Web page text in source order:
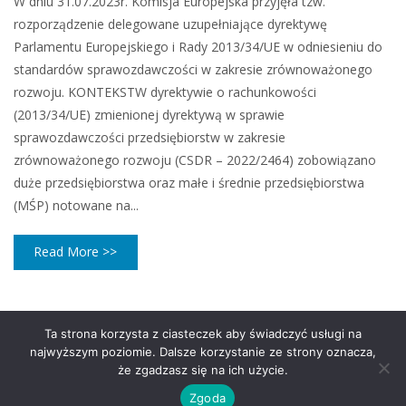
rozporządzenie delegowane uzupełniające dyrektywę
Parlamentu Europejskiego i Rady 2013/34/UE w odniesieniu do
standardów sprawozdawczości w zakresie zrównoważonego
rozwoju. KONTEKSTW dyrektywie o rachunkowości
(2013/34/UE) zmienionej dyrektywą w sprawie
sprawozdawczości przedsiębiorstw w zakresie
zrównoważonego rozwoju (CSDR – 2022/2464) zobowiązano
duże przedsiębiorstwa oraz małe i średnie przedsiębiorstwa
(MŚP) notowane na...
Read More >>
Ta strona korzysta z ciasteczek aby świadczyć usługi na
najwyższym poziomie. Dalsze korzystanie ze strony oznacza,
że zgadzasz się na ich użycie.
Zgoda